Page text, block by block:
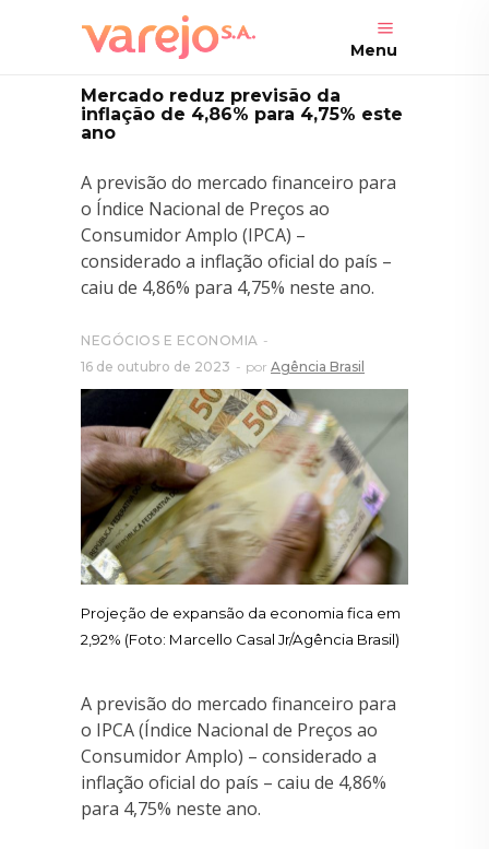
Menu
Mercado reduz previsão da
inflação de 4,86% para 4,75% este
ano
A previsão do mercado financeiro para
o Índice Nacional de Preços ao
Consumidor Amplo (IPCA) –
considerado a inflação oficial do país –
caiu de 4,86% para 4,75% neste ano.
NEGÓCIOS E ECONOMIA
16 de outubro de 2023
por Agência Brasil
Projeção de expansão da economia fica em
2,92% (Foto: Marcello Casal Jr/Agência Brasil)
A previsão do mercado financeiro para
o IPCA (Índice Nacional de Preços ao
Consumidor Amplo) – considerado a
inflação oficial do país – caiu de 4,86%
para 4,75% neste ano.